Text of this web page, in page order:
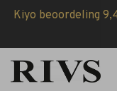
Kiyo beoordeling